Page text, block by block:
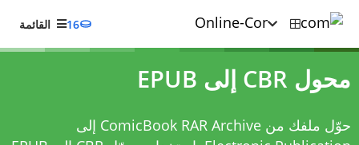
16 القائمة
محول CBR إلى EPUB
حوّل ملفك من ComicBook RAR Archive إلى